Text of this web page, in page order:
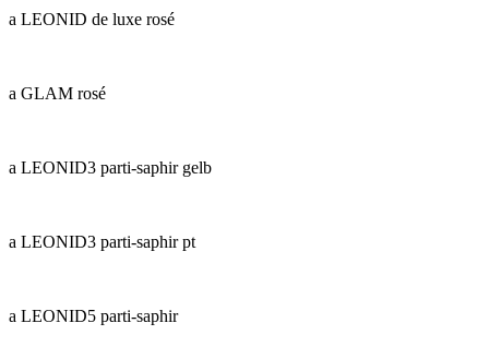
a LEONID de luxe rosé
a GLAM rosé
a LEONID3 parti-saphir gelb
a LEONID3 parti-saphir pt
a LEONID5 parti-saphir